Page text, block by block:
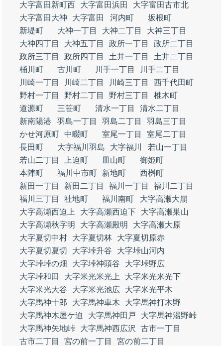
大字富田新町西
大字富田浜田
大字富田古市北
大字富田大神
大字富田 河内町
坂根町
新堤町
大神一丁目 大神二丁目
大神三丁目
大神四丁目
大神五丁目 政所一丁目
政所二丁目
政所三丁目
政所四丁目 土井一丁目
土井二丁目
桶川町
古川町 川手一丁目
川手二丁目
川崎一丁目
川崎二丁目 川崎三丁目
西千代田町
野村一丁目
野村二丁目 野村三丁目
椎木町
道源町
三笹町 清水一丁目
清水二丁目
新南陽港
羽島一丁目 羽島二丁目
羽島三丁目
かせ河原町
中畷町 室尾一丁目
室尾二丁目
長田町
大字福川羽島 大字福川
若山一丁目
若山二丁目
上迫町 皿山町
御姫町
本陣町
福川中市町 新地町
西桝町
新田一丁目
新田二丁目 福川一丁目
福川二丁目
福川三丁目
社地町 福川南町
大字高瀬大崩
大字高瀬西迫上
大字高瀬西迫下
大字高瀬巣山
大字高瀬秋字明
大字高瀬殿明
大字高瀬大原
大字夏切中村
大字夏切林
大字夏切原赤
大字夏切夏切
大字垰升谷
大字垰山河内
大字垰垰の畑
大字垰神頭谷
大字垰野広
大字垰和田
大字米光米光上
大字米光米光下
大字米光大谷
大字米光池広
大字米光平木
大字馬神十郎
大字馬神車木
大字馬神打木野
大字馬神木屋ケ迫
大字馬神田戸
大字馬神湯野峠
大字馬神矢地峠
大字馬神西広沢
古市一丁目
古市二丁目
宮の前一丁目
宮の前二丁目